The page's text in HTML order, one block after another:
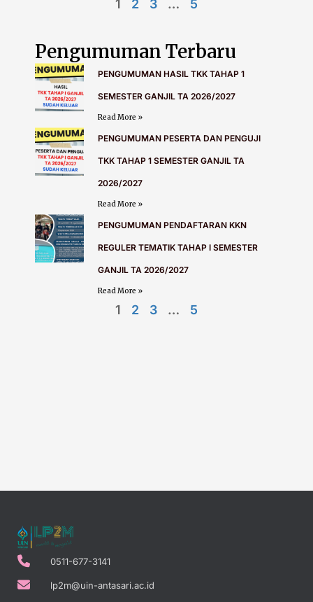
1 2 3 … 5
Pengumuman Terbaru
PENGUMUMAN HASIL TKK TAHAP 1
SEMESTER GANJIL TA 2026/2027
Read More »
PENGUMUMAN PESERTA DAN PENGUJI
TKK TAHAP 1 SEMESTER GANJIL TA
2026/2027
Read More »
PENGUMUMAN PENDAFTARAN KKN
REGULER TEMATIK TAHAP I SEMESTER
GANJIL TA 2026/2027
Read More »
1 2 3 … 5
0511-677-3141
lp2m@uin-antasari.ac.id